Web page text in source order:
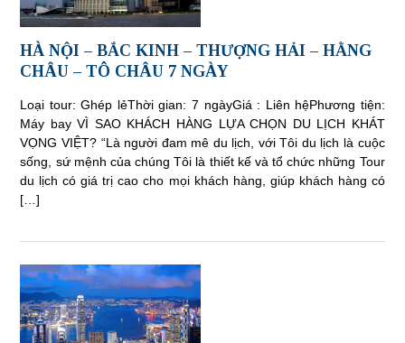
HÀ NỘI – BẮC KINH – THƯỢNG HẢI – HẰNG
CHÂU – TÔ CHÂU 7 NGÀY
Loại tour: Ghép lẻThời gian: 7 ngàyGiá : Liên hệPhương tiện:
Máy bay VÌ SAO KHÁCH HÀNG LỰA CHỌN DU LỊCH KHÁT
VỌNG VIỆT? “Là người đam mê du lịch, với Tôi du lịch là cuộc
sống, sứ mệnh của chúng Tôi là thiết kế và tổ chức những Tour
du lịch có giá trị cao cho mọi khách hàng, giúp khách hàng có
[…]